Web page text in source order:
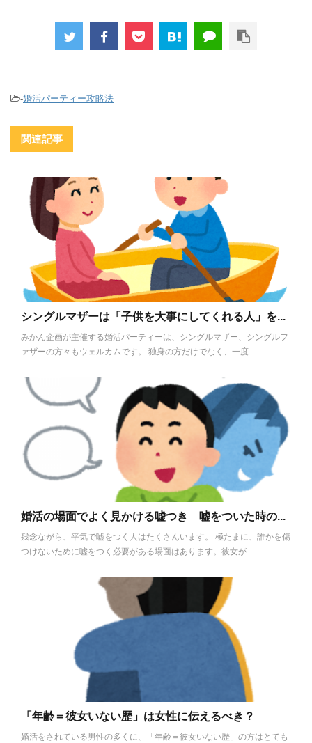
-婚活パーティー攻略法
関連記事
シングルマザーは「子供を大事にしてくれる人」を...
みかん企画が主催する婚活パーティーは、シングルマザー、シングルフ
ァザーの方々もウェルカムです。 独身の方だけでなく、一度 ...
婚活の場面でよく見かける嘘つき 嘘をついた時の...
残念ながら、平気で嘘をつく人はたくさんいます。 極たまに、誰かを傷
つけないために嘘をつく必要がある場面はあります。彼女が ...
「年齢＝彼女いない歴」は女性に伝えるべき？
婚活をされている男性の多くに、「年齢＝彼女いない歴」の方はとても